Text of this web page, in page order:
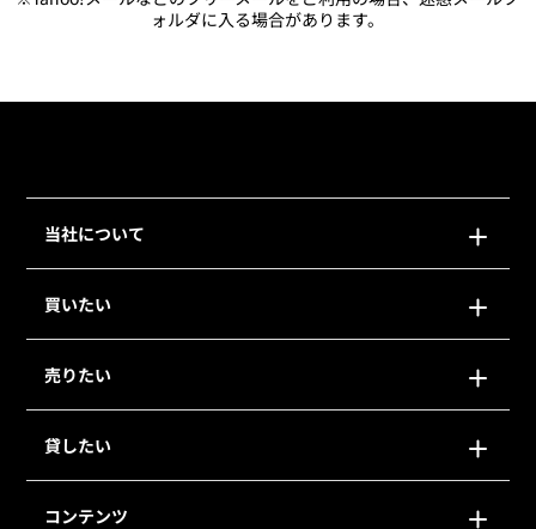
ォルダに入る場合があります。
当社について
買いたい
売りたい
貸したい
コンテンツ